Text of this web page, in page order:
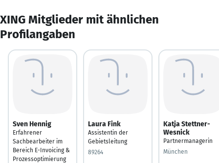
XING Mitglieder mit ähnlichen
Profilangaben
Sven Hennig
Erfahrener
Sachbearbeiter im
Bereich E-Invoicing &
Prozessoptimierung
Laura Fink
Assistentin der
Gebietsleitung
89264
Katja Stettner-
Wesnick
Partnermanagerin
München